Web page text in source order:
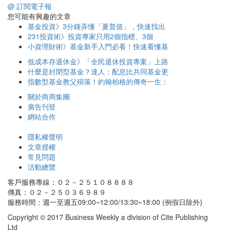
@ 訂閱電子報
您可能有興趣的文章
基金投資》3分鐘弄懂「夏普值」，快速找出
231投資術》投資專家只用2個指標、3個
小資理財術》基金新手入門必看！快速看懂基
低成本存退休金》「全民退休投資專案」上路
什麼是封閉型基金？達人：配息比共同基金更
指數型基金教父殞落！約翰柏格的傳奇一生：
關於商周集團
廣告刊登
網站合作
隱私權聲明
文章授權
常見問題
活動總覽
客戶服務專線：０２－２５１０８８８８
傳真：０２－２５０３６９８９
服務時間：週一至週五09:00~12:00/13:30~18:00 (例假日除外)
Copyright © 2017 Business Weekly a division of Cite Publishing
Ltd